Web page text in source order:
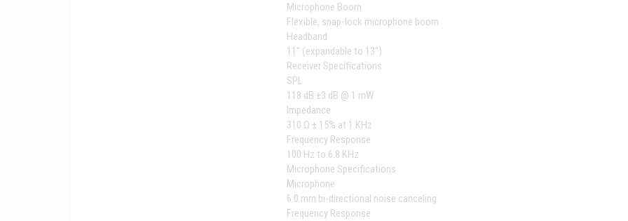
Microphone Boom
Flexible, snap-lock microphone boom
Headband
11" (expandable to 13")
Receiver Specifications
SPL
118 dB ±3 dB @ 1 mW
Impedance
310 Ω ± 15% at 1 KHz
Frequency Response
100 Hz to 6.8 KHz
Microphone Specifications
Microphone
6.0 mm bi-directional noise canceling
Frequency Response